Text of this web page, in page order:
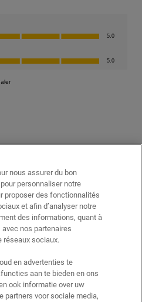
nous assurer du bon
personnaliser notre
proposer des fonctionnalités
et afin d’analyser notre
des informations, quant à
nos partenaires
réseaux sociaux.
en advertenties te
aan te bieden en ons
ook informatie over uw
partners voor sociale media,